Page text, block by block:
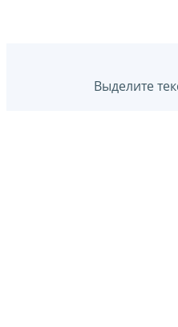
Выделите